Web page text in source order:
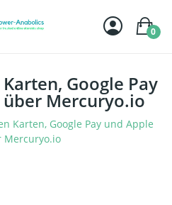
0
Google Pay
Mercuryo.io
Karten, Google Pay und Apple
Mercuryo.io